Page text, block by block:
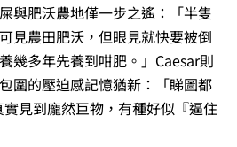
與肥沃農地僅一步之遙：「半隻
見農田肥沃，但眼見就快要被倒
幾多年先養到咁肥。」Caesar則
圍的壓迫感記憶猶新：「睇圖都
見到龐然巨物，有種好似『逼住